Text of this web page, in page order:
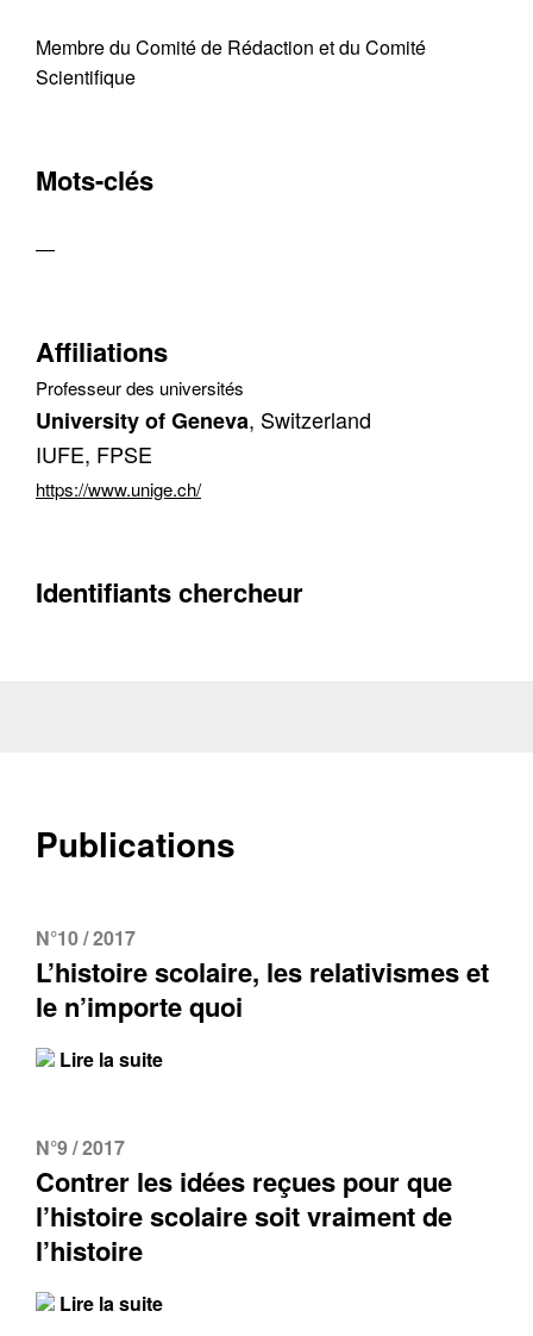
Membre du Comité de Rédaction et du Comité
Scientifique
Mots-clés
—
Affiliations
Professeur des universités
University of Geneva, Switzerland
IUFE, FPSE
https://www.unige.ch/
Identifiants chercheur
Publications
N°10 / 2017
L’histoire scolaire, les relativismes et
le n’importe quoi
Lire la suite
N°9 / 2017
Contrer les idées reçues pour que
l’histoire scolaire soit vraiment de
l’histoire
Lire la suite